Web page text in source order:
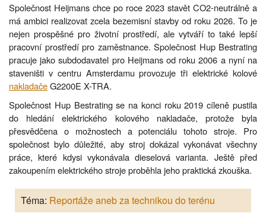
Společnost Heijmans chce po roce 2023 stavět CO2-neutrálně a
má ambici realizovat zcela bezemisní stavby od roku 2026. To je
nejen prospěšné pro životní prostředí, ale vytváří to také lepší
pracovní prostředí pro zaměstnance. Společnost Hup Bestrating
pracuje jako subdodavatel pro Heijmans od roku 2006 a nyní na
staveništi v centru Amsterdamu provozuje tři elektrické kolové
nakladačeG2200E X-TRA.
Společnost Hup Bestrating se na konci roku 2019 cíleně pustila
do hledání elektrického kolového nakladače, protože byla
přesvědčena o možnostech a potenciálu tohoto stroje. Pro
společnost bylo důležité, aby stroj dokázal vykonávat všechny
práce, které kdysi vykonávala dieselová varianta. Ještě před
zakoupením elektrického stroje proběhla jeho praktická zkouška.
Téma: Reportáže aneb za technikou do terénu